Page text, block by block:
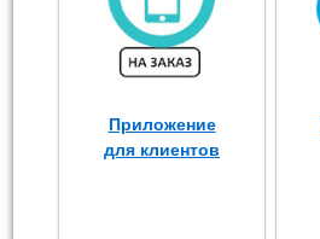
Приложение
для клиентов